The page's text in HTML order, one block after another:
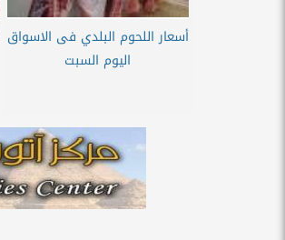
أسعار اللحوم البلدي فى الاسواق
اليوم السبت